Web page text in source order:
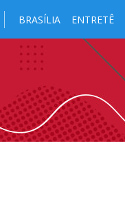
BRASÍLIA ENTRETÊ